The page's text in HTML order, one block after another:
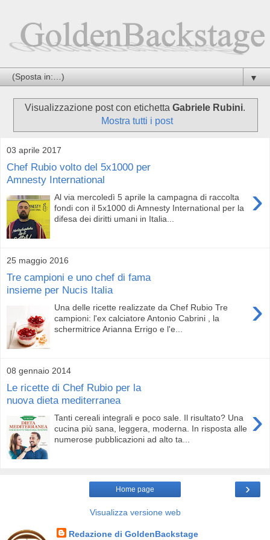
▼
Visualizzazione post con etichetta Gabriele Rubini.
Mostra tutti i post
03 aprile 2017
Chef Rubio volto del 5x1000 per
Amnesty International
›
Al via mercoledì 5 aprile la campagna di raccolta
fondi con il 5x1000 di Amnesty International per la
difesa dei diritti umani in Italia...
25 maggio 2016
Tre campioni e uno chef di fama
insieme per Nucis Italia
›
Una delle ricette realizzate da Chef Rubio Tre
campioni: l'ex calciatore Antonio Cabrini , la
schermitrice Arianna Errigo e l'e...
08 gennaio 2014
Le ricette di Chef Rubio per la
nuova dieta mediterranea
›
Tanti cereali integrali e poco sale. Il risultato? Una
cucina più sana, leggera, moderna. In risposta alle
numerose pubblicazioni ad alto ta...
›
Home page
Visualizza versione web
Redazione di GoldenBackstage